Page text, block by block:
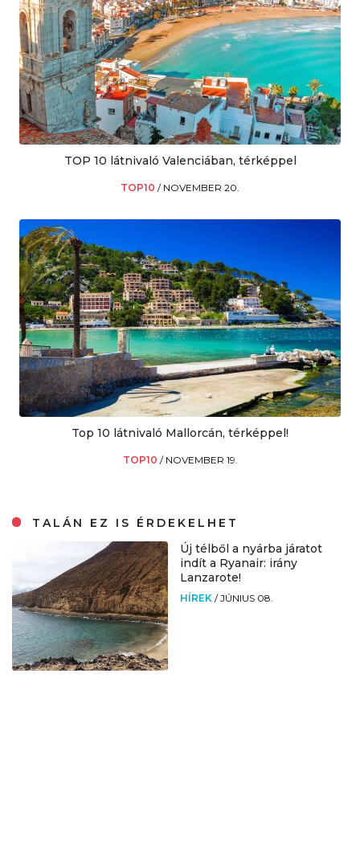
TOP 10 látnivaló Valenciában, térképpel
TOP10 / NOVEMBER 20.
Top 10 látnivaló Mallorcán, térképpel!
TOP10 / NOVEMBER 19.
TALÁN EZ IS ÉRDEKELHET
Új télből a nyárba járatot
indít a Ryanair: irány
Lanzarote!
HÍREK /JÚNIUS 08.